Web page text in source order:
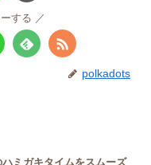
する
polkadots
ハミガキタイムをスムーズ